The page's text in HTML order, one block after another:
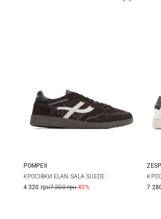
41 42 43
POMPEII
КРОСІВКИ ELAN SALA SUEDE
4 320 грн7 200 грн-40%
7